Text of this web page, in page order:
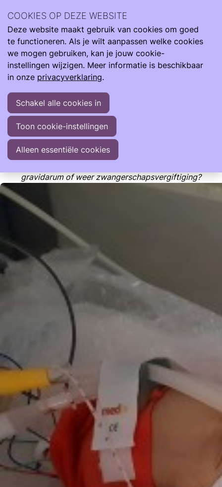
Community kunnen je herkenning bieden, realiteit en hoop.
Ervaringen
In het ziekenhuis
Op tijd geboren maar toch naar de NICU
Op tijd geboren maar toch naar de NICU
Ervaringsverhaal van Linda Schüller (moeder van Isabel)
Door Linda Schüller (moeder van Isabel)
Na mijn eerste zwangerschap van onze
dysmatuur geboren zoon Bjorn
gravidarum of weer zwangerschapsvergiftiging?
COOKIES OP DEZE WEBSITE
Deze website maakt gebruik van cookies om goed
te functioneren. Als je wilt aanpassen welke cookies
we mogen gebruiken, kan je jouw cookie-
instellingen wijzigen. Meer informatie is beschikbaar
in onze privacyverklaring.
Schakel alle cookies in
Toon cookie-instellingen
Alleen essentiële cookies